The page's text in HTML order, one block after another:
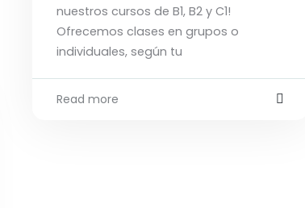
nuestros cursos de B1, B2 y C1!
Ofrecemos clases en grupos o
individuales, según tu
Read more